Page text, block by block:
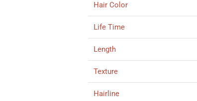
Hair Color
Life Time
Length
Texture
Hairline